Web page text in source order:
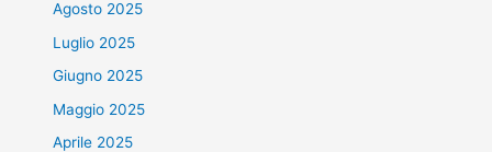
Agosto 2025
Luglio 2025
Giugno 2025
Maggio 2025
Aprile 2025